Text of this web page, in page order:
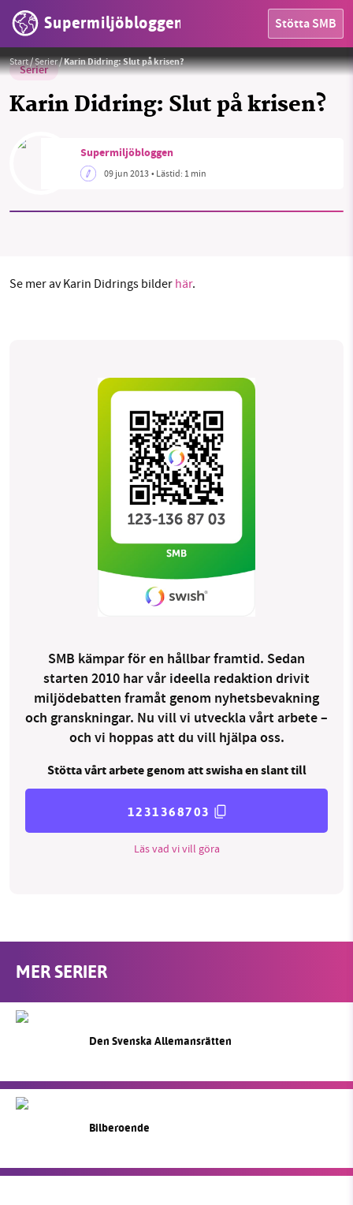
Supermiljöbloggen Stötta SMB
OMRÅDEN
Threads
Start/Serier/Karin Didring: Slut på krisen?
Serier
Karin Didring: Slut på krisen?
Supermiljöbloggen
09 jun 2013• Lästid: 1 min
Se mer av Karin Didrings bilder här.
SMB kämpar för en hållbar framtid. Sedan
starten 2010 har vår ideella redaktion drivit
miljödebatten framåt genom nyhetsbevakning
och granskningar. Nu vill vi utveckla vårt arbete –
och vi hoppas att du vill hjälpa oss.
Stötta vårt arbete genom att swisha en slant till
1231368703
Läs vad vi vill göra
MER SERIER
Den Svenska Allemansrätten
Bilberoende
SMB kämpar för en hållbar framtid. Sedan
starten 2010 har vår ideella redaktion drivit
miljödebatten framåt genom
nyhetsbevakning och granskningar. Nu vill vi
utveckla vårt arbete – och vi hoppas att du
vill hjälpa oss.
Stötta vårt arbete genom att swisha en slant till
1231368703